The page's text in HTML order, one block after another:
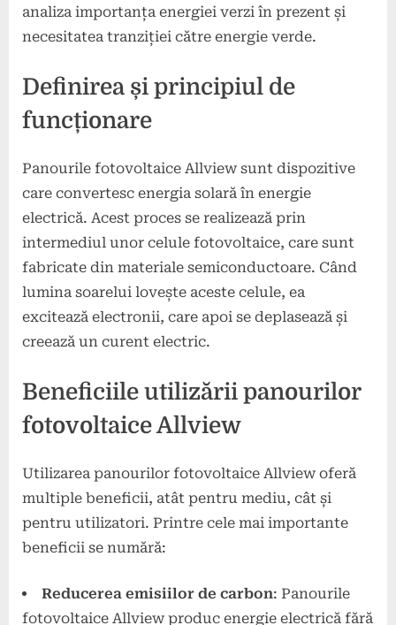
analiza importanța energiei verzi în prezent și
necesitatea tranziției către energie verde.
Definirea și principiul de
funcționare
Panourile fotovoltaice Allview sunt dispozitive
care convertesc energia solară în energie
electrică. Acest proces se realizează prin
intermediul unor celule fotovoltaice, care sunt
fabricate din materiale semiconductoare. Când
lumina soarelui lovește aceste celule, ea
excitează electronii, care apoi se deplasează și
creează un curent electric.
Beneficiile utilizării panourilor
fotovoltaice Allview
Utilizarea panourilor fotovoltaice Allview oferă
multiple beneficii, atât pentru mediu, cât și
pentru utilizatori. Printre cele mai importante
beneficii se numără:
Reducerea emisiilor de carbon: Panourile
fotovoltaice Allview produc energie electrică fără